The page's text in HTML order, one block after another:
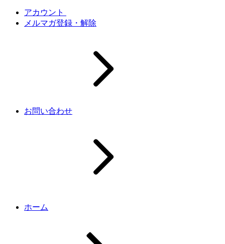
アカウント
メルマガ登録・解除
お問い合わせ
ホーム